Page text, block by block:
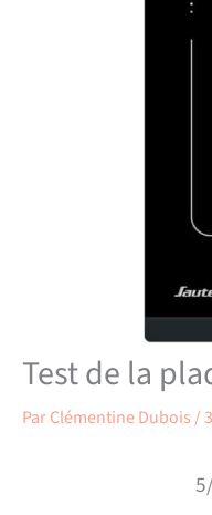
Test de la
ParClémentine Dubois/